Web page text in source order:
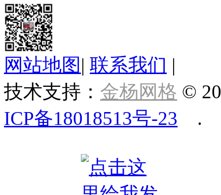
网站地图 | 联系我们 |
技术支持： 金杨网格 ©
ICP备18018513号-23 .